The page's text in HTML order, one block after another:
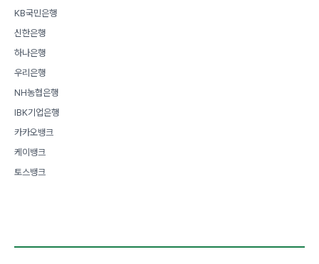
KB국민은행
신한은행
하나은행
우리은행
NH농협은행
IBK기업은행
카카오뱅크
케이뱅크
토스뱅크